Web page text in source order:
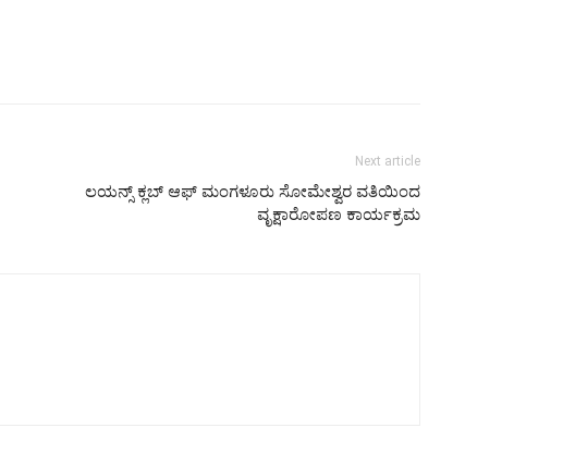
Next article
ಲಯನ್ಸ್ ಕ್ಲಬ್ ಆಫ್ ಮಂಗಳೂರು ಸೋಮೇಶ್ವರ ವತಿಯಿಂದ
ವೃಕ್ಷಾರೋಪಣ ಕಾರ್ಯಕ್ರಮ